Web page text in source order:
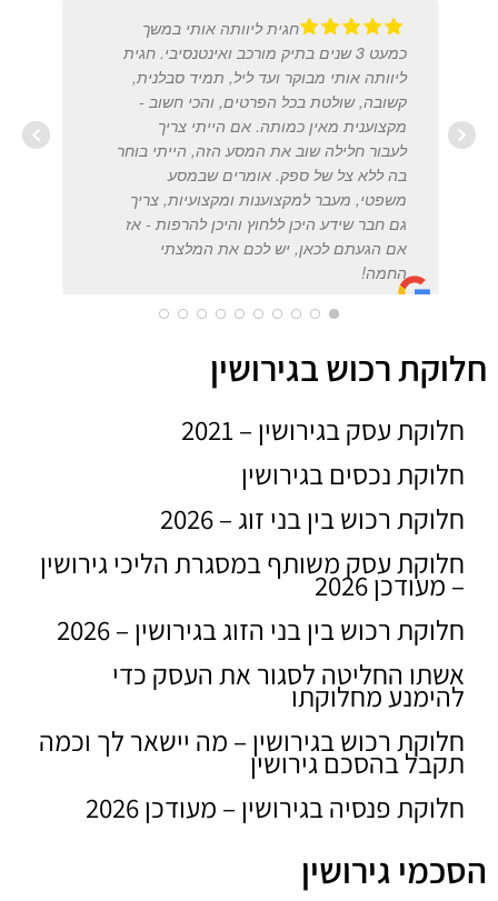
חגית ליוותה אותי במשך
כמעט 3 שנים בתיק מורכב ואינטנסיבי. חגית
ליוותה אותי מבוקר ועד ליל, תמיד סבלנית,
קשובה, שולטת בכל הפרטים, והכי חשוב -
מקצוענית מאין כמותה. אם הייתי צריך
לעבור חלילה שוב את המסע הזה, הייתי בוחר
בה ללא צל של ספק. אומרים שבמסע
משפטי, מעבר למקצוענות ומקצועיות, צריך
גם חבר שידע היכן ללחוץ והיכן להרפות - אז
אם הגעתם לכאן, יש לכם את המלצתי
החמה!
GUY SHALOM
20/12/2020
חלוקת רכוש בגירושין
חלוקת עסק בגירושין – 2021
חלוקת נכסים בגירושין
חלוקת רכוש בין בני זוג – 2026
חלוקת עסק משותף במסגרת הליכי גירושין
– מעודכן 2026
חלוקת רכוש בין בני הזוג בגירושין – 2026
אשתו החליטה לסגור את העסק כדי
להימנע מחלוקתו
חלוקת רכוש בגירושין – מה יישאר לך וכמה
תקבל בהסכם גירושין
חלוקת פנסיה בגירושין – מעודכן 2026
הסכמי גירושין